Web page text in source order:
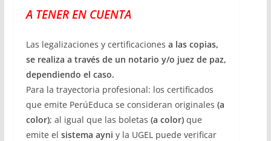
A TENER EN CUENTA
Las legalizaciones y certificaciones a las copias,
se realiza a través de un notario y/o juez de paz,
dependiendo el caso.
Para la trayectoria profesional: los certificados
que emite PerúEduca se consideran originales (a
color); al igual que las boletas (a color)que
emite el sistema ayni y la UGEL puede verificar